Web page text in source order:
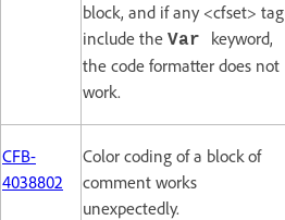
block, and if any <cfset> tag
include the Var keyword,
the code formatter does not
work.
CFB-
4038802
Color coding of a block of
comment works
unexpectedly.